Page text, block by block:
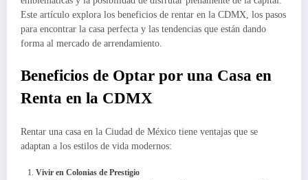
Este artículo explora los beneficios de rentar en la CDMX, los pasos
para encontrar la casa perfecta y las tendencias que están dando
forma al mercado de arrendamiento.
Beneficios de Optar por una Casa en
Renta en la CDMX
Rentar una casa en la Ciudad de México tiene ventajas que se
adaptan a los estilos de vida modernos:
Vivir en Colonias de Prestigio